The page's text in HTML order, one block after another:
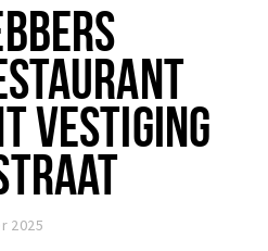
VESTIGING
2025